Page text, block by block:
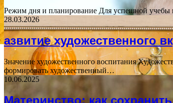
Режим дня и планирование Для успешной учебы
28.03.2026
азвитие художественного
Значение художественного воспитания
формировать художественный…
10.06.2025
Материнство: как